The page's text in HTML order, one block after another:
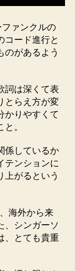
ァンクルの
コード進行と
のがあるよう
詞は深くて表
とらえ方が変
かりやすくて
。
係しているか
テンションに
上がるという
海外から来
、シンガーソ
、とても貴重